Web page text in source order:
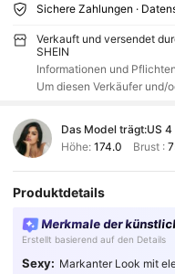
Sichere Zahlungen ·
Verkauft und versendet
SHEIN
Informationen und
Um diesen Verkäufer und/
Das Model trägt:US 4
Höhe: 174.0 Brust :
Produktdetails
Merkmale der
Erstellt basierend auf den Details
Sexy: Markanter Look mit